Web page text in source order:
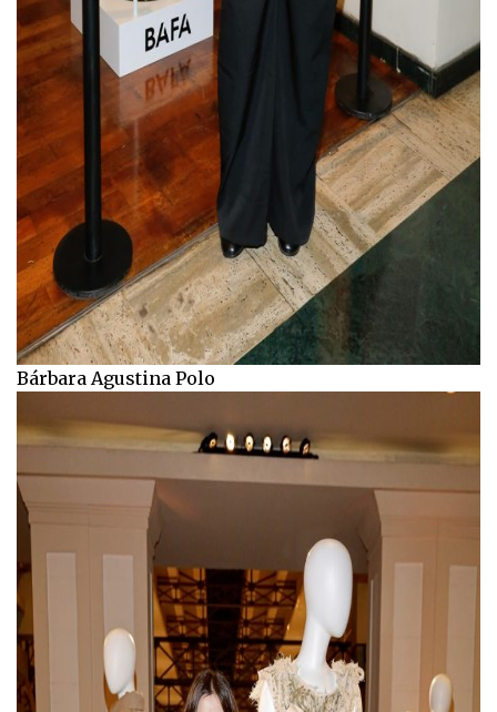
Bárbara Agustina Polo